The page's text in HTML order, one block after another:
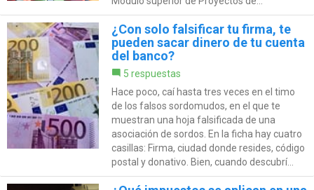
¿Con solo falsificar tu firma, te
pueden sacar dinero de tu cuenta
del banco?
5 respuestas
Hace poco, caí hasta tres veces en el timo
de los falsos sordomudos, en el que te
muestran una hoja falsificada de una
asociación de sordos. En la ficha hay cuatro
casillas: Firma, ciudad donde resides, código
postal y donativo. Bien, cuando descubrí...